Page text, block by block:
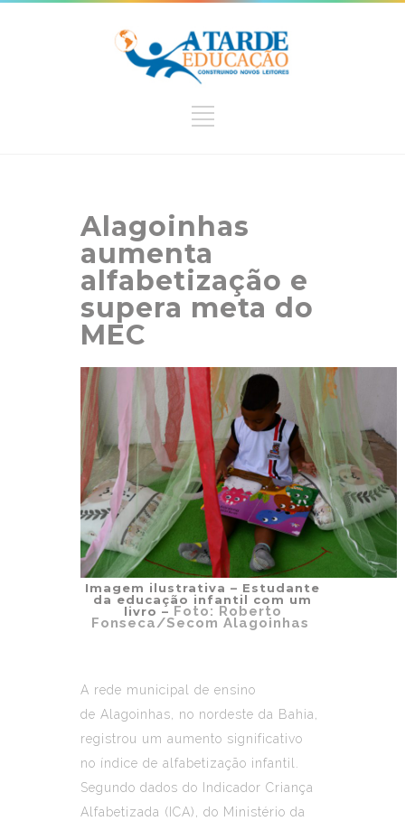
Alagoinhas
aumenta
alfabetização e
supera meta do
MEC
Imagem ilustrativa – Estudante
da educação infantil com um
livro – Foto: Roberto
Fonseca/Secom Alagoinhas
A rede municipal de ensino
de Alagoinhas, no nordeste da Bahia,
registrou um aumento significativo
no índice de alfabetização infantil.
Segundo dados do Indicador Criança
Alfabetizada (ICA), do Ministério da